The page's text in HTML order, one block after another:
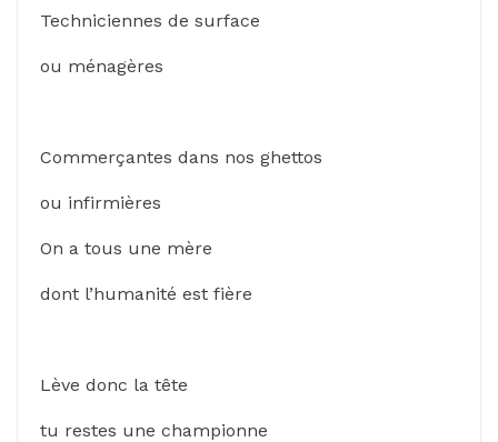
Techniciennes de surface
ou ménagères
Commerçantes dans nos ghettos
ou infirmières
On a tous une mère
dont l’humanité est fière
Lève donc la tête
tu restes une championne